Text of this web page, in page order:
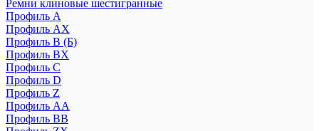
Ремни клиновые шестигранные
Профиль A
Профиль AX
Профиль B (Б)
Профиль BX
Профиль C
Профиль D
Профиль Z
Профиль АА
Профиль BB